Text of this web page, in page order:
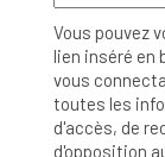
Vous pouvez
lien inséré en
vous
toutes les
d'accès, de
d'opposition